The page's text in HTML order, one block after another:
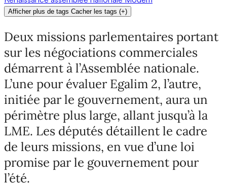
Afficher plus de tags Cacher les tags (+)
Deux missions parlementaires portant
sur les négociations commerciales
démarrent à l’Assemblée nationale.
L’une pour évaluer Egalim 2, l’autre,
initiée par le gouvernement, aura un
périmètre plus large, allant jusqu’à la
LME. Les députés détaillent le cadre
de leurs missions, en vue d’une loi
promise par le gouvernement pour
l’été.